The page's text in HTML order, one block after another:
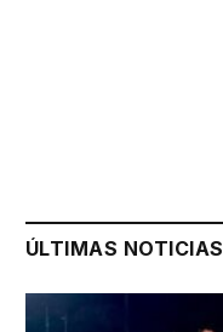
ÚLTIMAS NOTICIAS